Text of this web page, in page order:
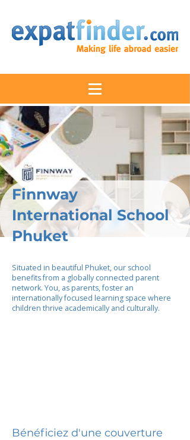
Finnway
International School
Phuket
Situated in beautiful Phuket, our school
benefits from a globally connected parent
network. You, as parents, foster an
internationally focused learning space where
children thrive academically and culturally.
Bénéficiez d'une couverture